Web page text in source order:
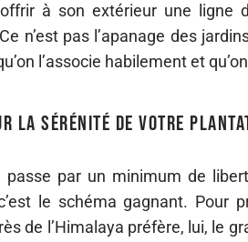
à son extérieur une ligne
n’est pas l’apanage des
l’associe habilement et
la sérénité de votre
par un minimum de
le schéma gagnant. Pour
de l’Himalaya préfère, lui, le